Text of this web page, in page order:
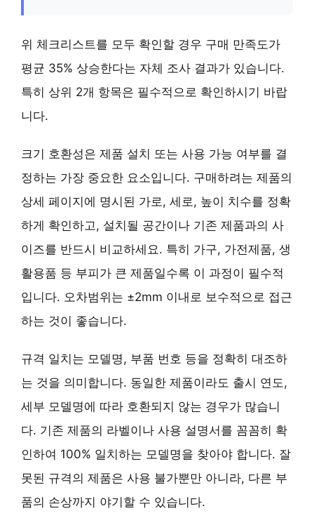
위 체크리스트를 모두 확인할 경우 구매 만족도가
평균 35% 상승한다는 자체 조사 결과가 있습니다.
특히 상위 2개 항목은 필수적으로 확인하시기 바랍
니다.
크기 호환성은 제품 설치 또는 사용 가능 여부를 결
정하는 가장 중요한 요소입니다. 구매하려는 제품의
상세 페이지에 명시된 가로, 세로, 높이 치수를 정확
하게 확인하고, 설치될 공간이나 기존 제품과의 사
이즈를 반드시 비교하세요. 특히 가구, 가전제품, 생
활용품 등 부피가 큰 제품일수록 이 과정이 필수적
입니다. 오차범위는 ±2mm 이내 로 보수적으로 접근
하는 것이 좋습니다.
규격 일치 는 모델명, 부품 번호 등을 정확히 대조하
는 것을 의미합니다. 동일한 제품이라도 출시 연도,
세부 모델명에 따라 호환되지 않는 경우가 많습니
다. 기존 제품의 라벨이나 사용 설명서를 꼼꼼히 확
인하여 100% 일치하는 모델명을 찾아야 합니다. 잘
못된 규격의 제품은 사용 불가뿐만 아니라, 다른 부
품의 손상까지 야기할 수 있습니다.